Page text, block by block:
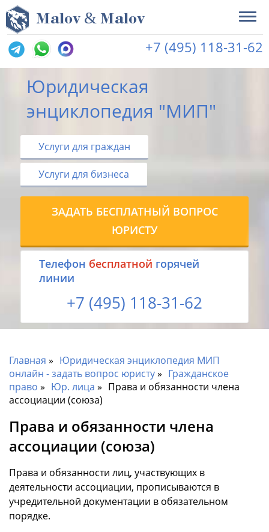
Malov & Malov
+7 (495) 118-31-62
Юридическая
энциклопедия "МИП"
Услуги для граждан
Услуги для бизнеса
ЗАДАТЬ БЕСПЛАТНЫЙ ВОПРОС
ЮРИСТУ
Tелефон бесплатной горячей
линии
+7 (495) 118-31-62
Главная
Юридическая энциклопедия МИП
онлайн - задать вопрос юристу
Гражданское
право
Юр. лица
Права и обязанности члена
ассоциации (союза)
Права и обязанности члена
ассоциации (союза)
Права и обязанности лиц, участвующих в
деятельности ассоциации, прописываются в
учредительной документации в обязательном
порядке.